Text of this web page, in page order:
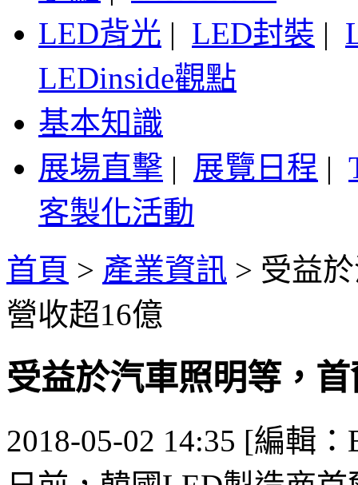
LED背光 | LED封裝 |
LEDinside觀點
基本知識
展場直擊 | 展覽日程 |
客製化活動
首頁 > 產業資訊 > 受益
營收超16億
受益於汽車照明等，
2018-05-02 14:35 [編輯